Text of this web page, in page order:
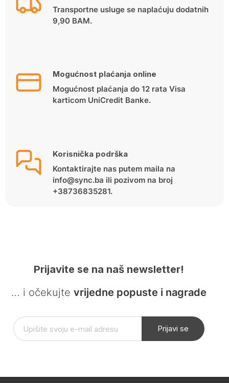
Transportne usluge se naplaćuju dodatnih
9,90 BAM.
Mogućnost plaćanja online
Mogućnost plaćanja do 12 rata Visa
karticom UniCredit Banke.
Korisnička podrška
Kontaktirajte nas putem maila na
info@sync.ba ili pozivom na broj
+38736835281.
Prijavite se na naš newsletter!
… i očekujte vrijedne popuste i nagrade
Prijavi se